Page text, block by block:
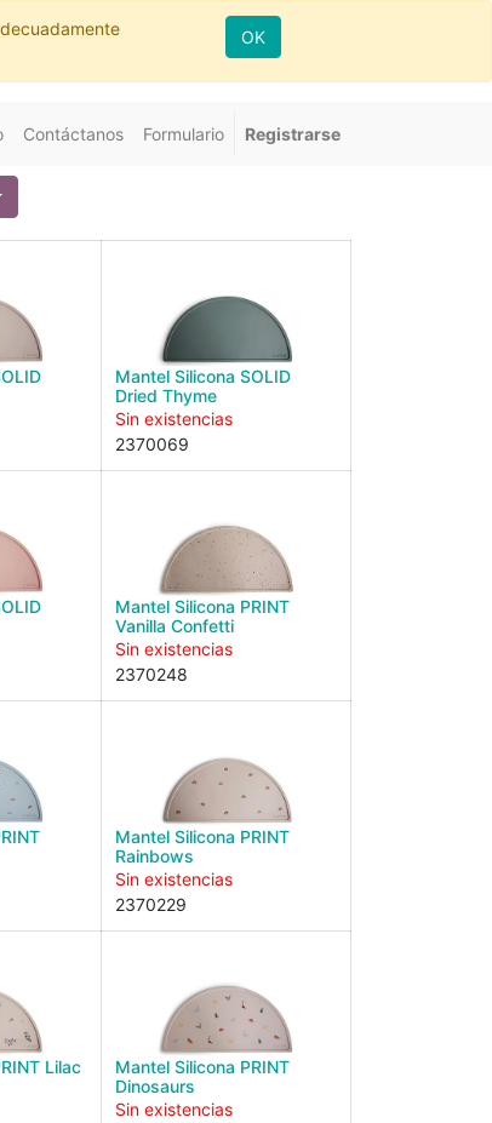
OK
Contáctanos Formulario Registrarse
Mantel Silicona SOLID
Dried Thyme
Sin existencias
2370069
Mantel Silicona PRINT
Vanilla Confetti
Sin existencias
2370248
Mantel Silicona PRINT
Rainbows
Sin existencias
2370229
Lilac
Mantel Silicona PRINT
Dinosaurs
Sin existencias